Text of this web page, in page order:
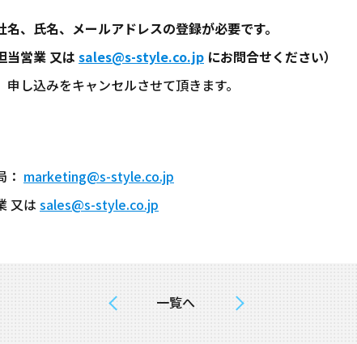
、氏名、メールアドレスの登録が必要です。
当営業 又は sales@s-style.co.jp にお問合せください）
し込みをキャンセルさせて頂きます。
marketing@s-style.co.jp
又は sales@s-style.co.jp
一覧へ